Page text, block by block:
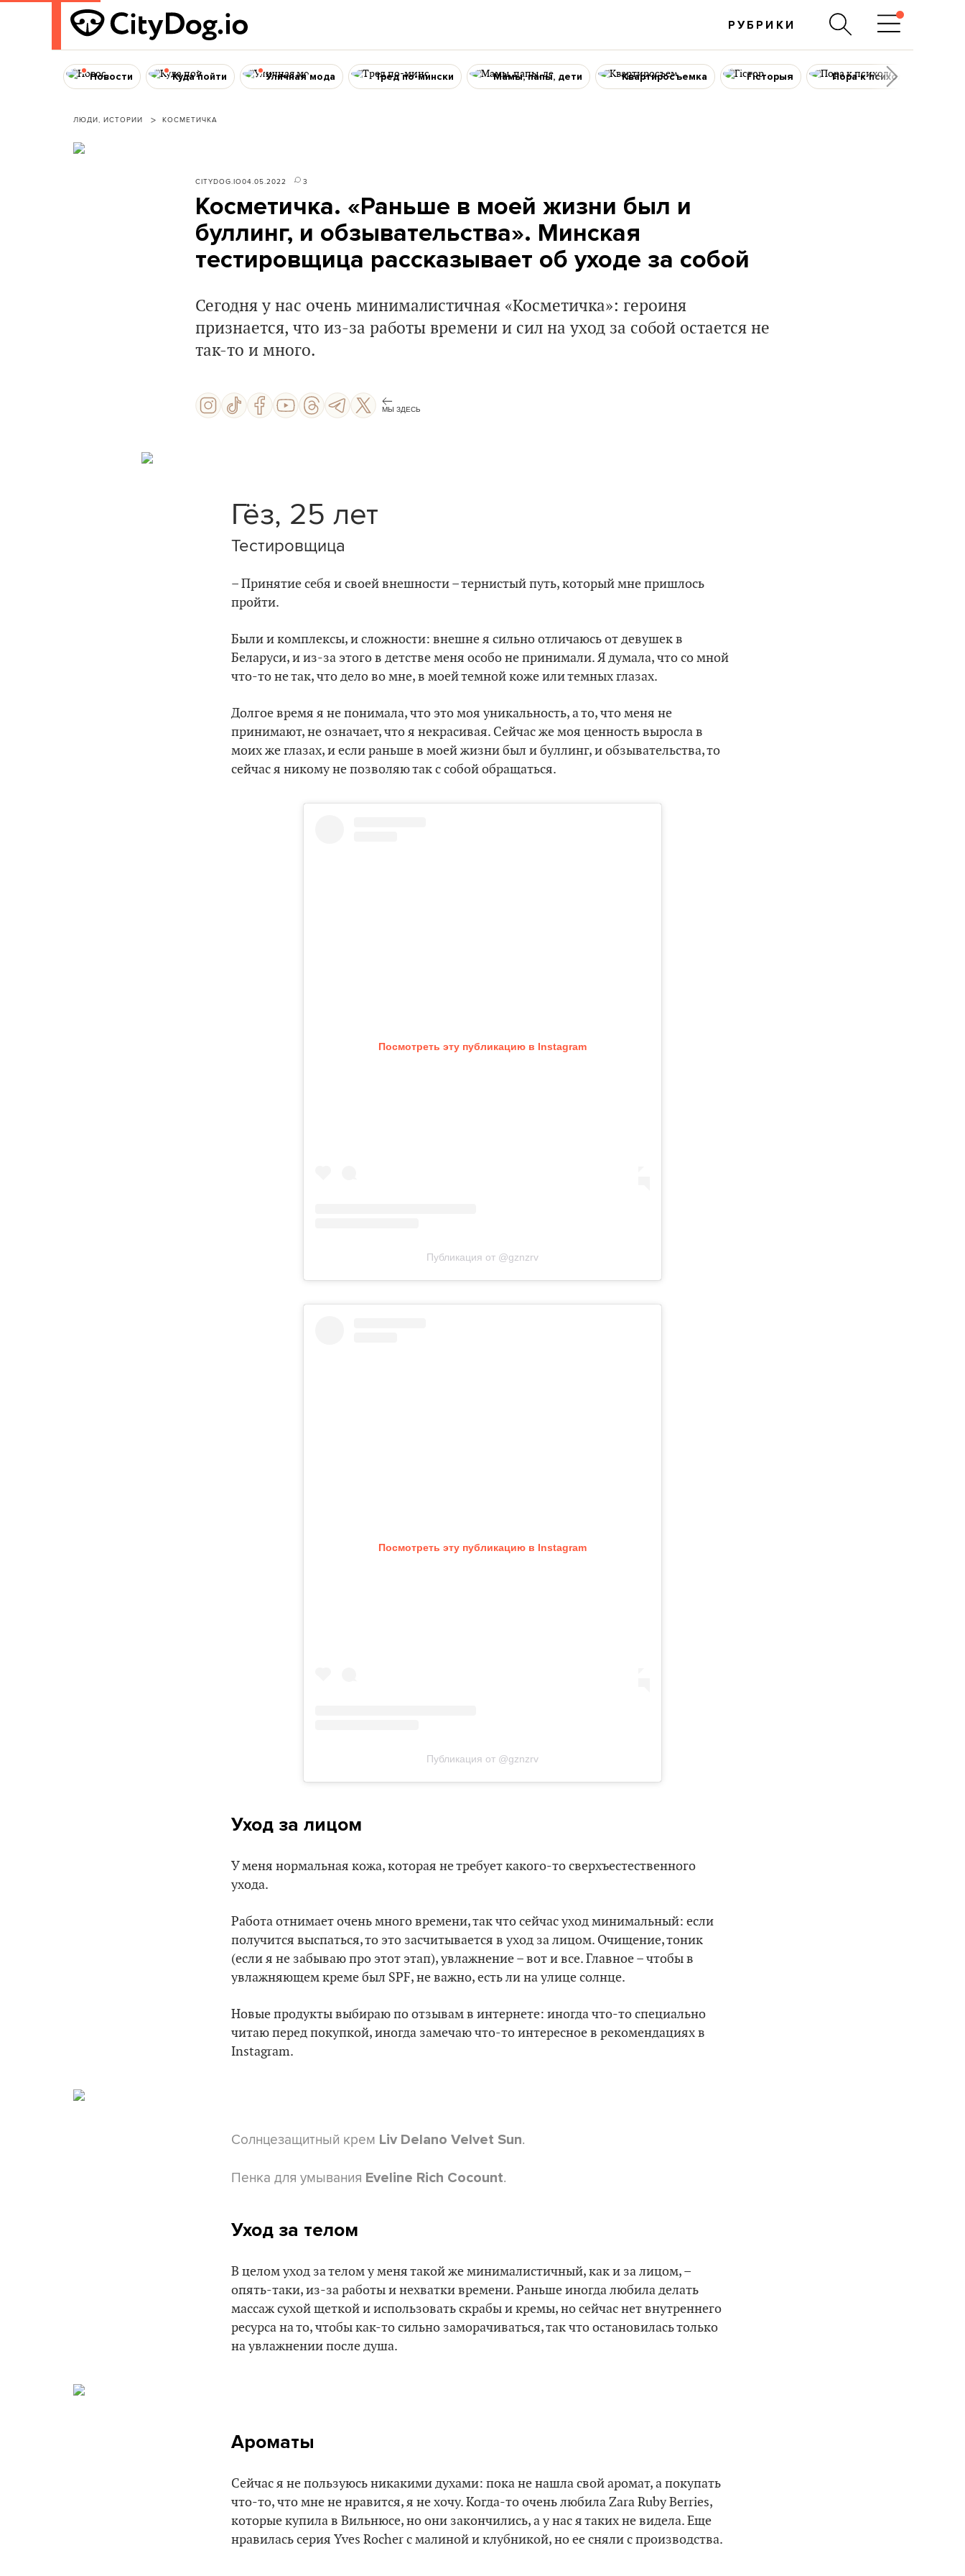
РУБРИКИ
Новости Куда пойти Уличная мода Тред по-мински Мамы, папы, дети Квартиросъемка Гісторыя Пора к психологу
ЛЮДИ, ИСТОРИИ КОСМЕТИЧКА
CITYDOG.IO04.05.2022 3
Косметичка. «Раньше в моей жизни был и
буллинг, и обзывательства». Минская
тестировщица рассказывает об уходе за собой
Сегодня у нас очень минималистичная «Косметичка»: героиня
признается, что из-за работы времени и сил на уход за собой остается не
так-то и много.
МЫ ЗДЕСЬ
Гёз, 25 лет
Тестировщица
– Принятие себя и своей внешности – тернистый путь, который мне пришлось
пройти.
Были и комплексы, и сложности: внешне я сильно отличаюсь от девушек в
Беларуси, и из-за этого в детстве меня особо не принимали. Я думала, что со мной
что-то не так, что дело во мне, в моей темной коже или темных глазах.
Долгое время я не понимала, что это моя уникальность, а то, что меня не
принимают, не означает, что я некрасивая. Сейчас же моя ценность выросла в
моих же глазах, и если раньше в моей жизни был и буллинг, и обзывательства, то
сейчас я никому не позволяю так с собой обращаться.
Посмотреть эту публикацию в Instagram
Публикация от @gznzrv
Посмотреть эту публикацию в Instagram
Публикация от @gznzrv
Уход за лицом
У меня нормальная кожа, которая не требует какого-то сверхъестественного
ухода.
Работа отнимает очень много времени, так что сейчас уход минимальный: если
получится выспаться, то это засчитывается в уход за лицом. Очищение, тоник
(если я не забываю про этот этап), увлажнение – вот и все. Главное – чтобы в
увлажняющем креме был SPF, не важно, есть ли на улице солнце.
Новые продукты выбираю по отзывам в интернете: иногда что-то специально
читаю перед покупкой, иногда замечаю что-то интересное в рекомендациях в
Instagram.
Солнцезащитный крем Liv Delano Velvet Sun.
Пенка для умывания Eveline Rich Cocount.
Уход за телом
В целом уход за телом у меня такой же минималистичный, как и за лицом, –
опять-таки, из-за работы и нехватки времени. Раньше иногда любила делать
массаж сухой щеткой и использовать скрабы и кремы, но сейчас нет внутреннего
ресурса на то, чтобы как-то сильно заморачиваться, так что остановилась только
на увлажнении после душа.
Ароматы
Сейчас я не пользуюсь никакими духами: пока не нашла свой аромат, а покупать
что-то, что мне не нравится, я не хочу. Когда-то очень любила Zara Ruby Berries,
которые купила в Вильнюсе, но они закончились, а у нас я таких не видела. Еще
нравилась серия Yves Rocher с малиной и клубникой, но ее сняли с производства.